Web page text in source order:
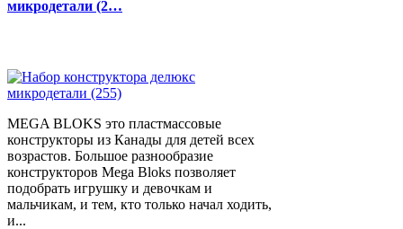
микродетали (2…
MEGA BLOKS это пластмассовые
конструкторы из Канады для детей всех
возрастов. Большое разнообразие
конструкторов Mega Bloks позволяет
подобрать игрушку и девочкам и
мальчикам, и тем, кто только начал ходить,
и...